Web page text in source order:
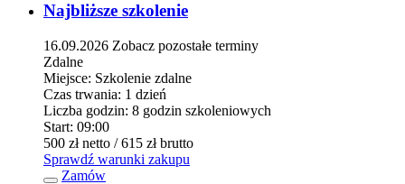
Najbliższe szkolenie
16.09.2026 Zobacz pozostałe terminy
Zdalne
Miejsce: Szkolenie zdalne
Czas trwania: 1 dzień
Liczba godzin: 8 godzin szkoleniowych
Start: 09:00
500 złnetto / 615 złbrutto
Sprawdź warunki zakupu
Zamów